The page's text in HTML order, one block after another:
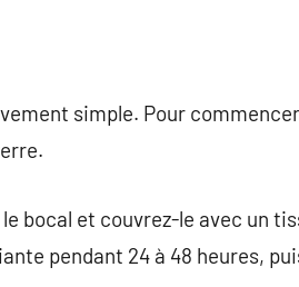
simple. Pour
bocal et couvrez-le avec un
pendant 24 à 48 heures,